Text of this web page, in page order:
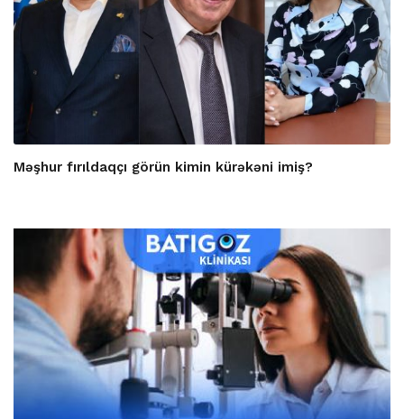
Məşhur fırıldaqçı görün kimin kürəkəni imiş?